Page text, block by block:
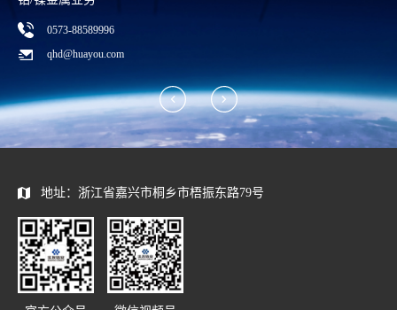
0573-88589996
qhd@huayou.com
地址：浙江省嘉兴市桐乡市梧振东路79号